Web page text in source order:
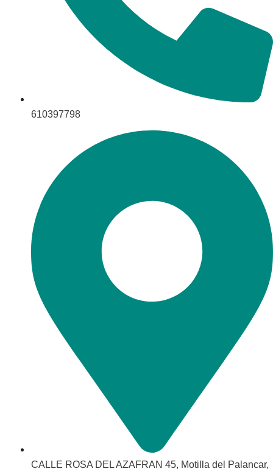
610397798
CALLE ROSA DEL AZAFRAN 45, Motilla del Palancar,